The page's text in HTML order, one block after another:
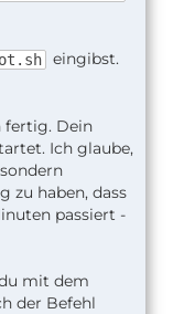
eingibst.
fertig. Dein
Ich glaube,
zu haben, dass
passiert -
mit dem
der Befehl